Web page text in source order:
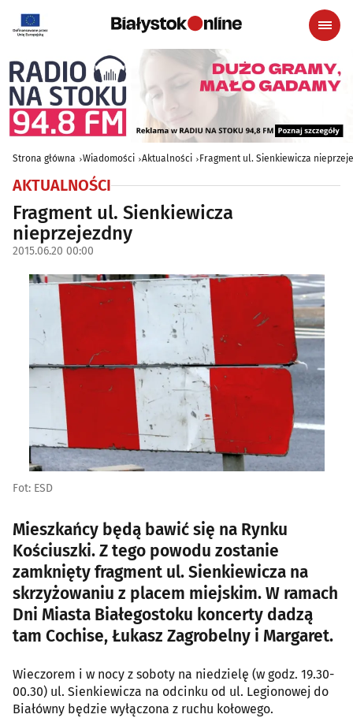
Strona główna Wiadomości Aktualności Fragment ul. Sienkiewicza
AKTUALNOŚCI
Fragment ul. Sienkiewicza
nieprzejezdny
2015.06.20 00:00
Fot: ESD
Mieszkańcy będą bawić się na Rynku
Kościuszki. Z tego powodu zostanie
zamknięty fragment ul. Sienkiewicza na
skrzyżowaniu z placem miejskim. W ramach
Dni Miasta Białegostoku koncerty dadzą
tam Cochise, Łukasz Zagrobelny i Margaret.
Wieczorem i w nocy z soboty na niedzielę (w godz. 19.30-
00.30) ul. Sienkiewicza na odcinku od ul. Legionowej do
Białówny będzie wyłączona z ruchu kołowego.